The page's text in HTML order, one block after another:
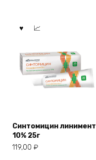
Синтомицин линимент
10% 25г
119,00 ₽